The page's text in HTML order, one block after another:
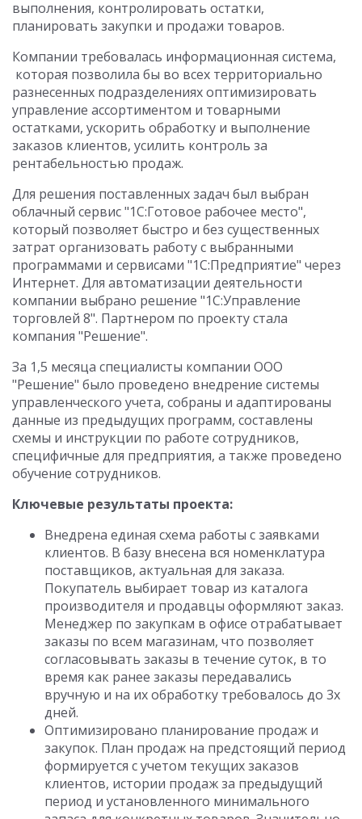
выполнения, контролировать остатки,
планировать закупки и продажи товаров.
Компании требовалась информационная система,
которая позволила бы во всех территориально
разнесенных подразделениях оптимизировать
управление ассортиментом и товарными
остатками, ускорить обработку и выполнение
заказов клиентов, усилить контроль за
рентабельностью продаж.
Для решения поставленных задач был выбран
облачный сервис "1С:Готовое рабочее место",
который позволяет быстро и без существенных
затрат организовать работу с выбранными
программами и сервисами "1С:Предприятие" через
Интернет. Для автоматизации деятельности
компании выбрано решение "1С:Управление
торговлей 8". Партнером по проекту стала
компания "Решение".
За 1,5 месяца специалисты компании ООО
"Решение" было проведено внедрение системы
управленческого учета, собраны и адаптированы
данные из предыдущих программ, составлены
схемы и инструкции по работе сотрудников,
специфичные для предприятия, а также проведено
обучение сотрудников.
Ключевые результаты проекта:
Внедрена единая схема работы с заявками
клиентов. В базу внесена вся номенклатура
поставщиков, актуальная для заказа.
Покупатель выбирает товар из каталога
производителя и продавцы оформляют заказ.
Менеджер по закупкам в офисе отрабатывает
заказы по всем магазинам, что позволяет
согласовывать заказы в течение суток, в то
время как ранее заказы передавались
вручную и на их обработку требовалось до 3х
дней.
Оптимизировано планирование продаж и
закупок. План продаж на предстоящий период
формируется с учетом текущих заказов
клиентов, истории продаж за предыдущий
период и установленного минимального